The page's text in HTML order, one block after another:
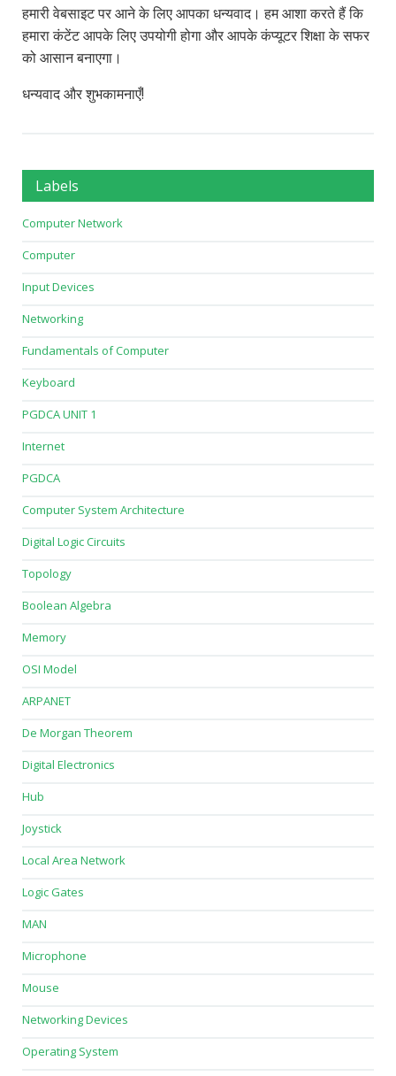
हमारी वेबसाइट पर आने के लिए आपका धन्यवाद। हम आशा करते हैं कि
हमारा कंटेंट आपके लिए उपयोगी होगा और आपके कंप्यूटर शिक्षा के सफर
को आसान बनाएगा।
धन्यवाद और शुभकामनाएँ!
Labels
Computer Network
Computer
Input Devices
Networking
Fundamentals of Computer
Keyboard
PGDCA UNIT 1
Internet
PGDCA
Computer System Architecture
Digital Logic Circuits
Topology
Boolean Algebra
Memory
OSI Model
ARPANET
De Morgan Theorem
Digital Electronics
Hub
Joystick
Local Area Network
Logic Gates
MAN
Microphone
Mouse
Networking Devices
Operating System